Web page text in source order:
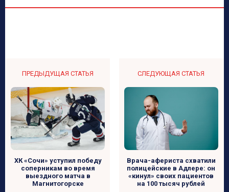
ПРЕДЫДУЩАЯ СТАТЬЯ
ХК «Сочи» уступил победу
соперникам во время
выездного матча в
Магнитогорске
СЛЕДУЮЩАЯ СТАТЬЯ
Врача-афериста схватили
полицейские в Адлере: он
«кинул» своих пациентов
на 100 тысяч рублей